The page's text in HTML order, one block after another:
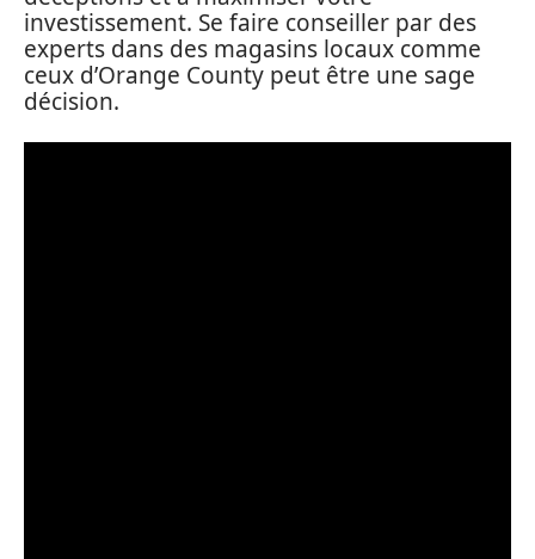
investissement. Se faire conseiller par des
experts dans des magasins locaux comme
ceux d’Orange County peut être une sage
décision.